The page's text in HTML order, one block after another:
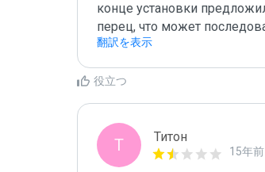
конце установки
перец, что может
翻訳を表示
役立つ
Т Титон
15年前